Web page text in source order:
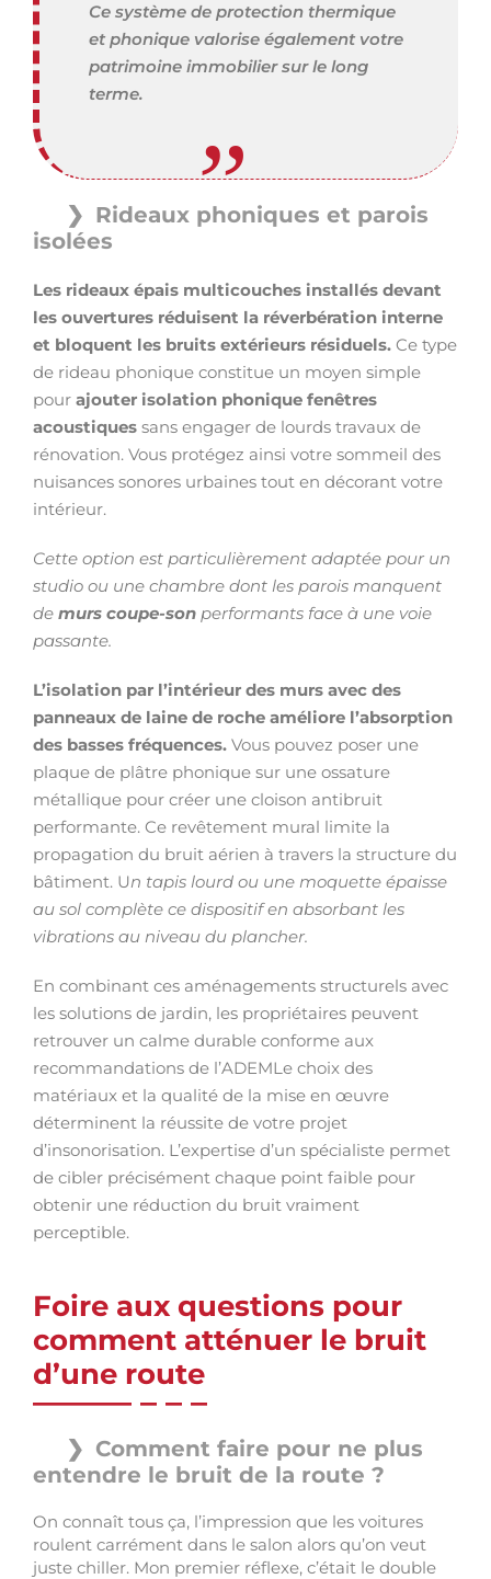
Ce système de protection thermique
et phonique valorise également votre
patrimoine immobilier sur le long
terme.
Rideaux phoniques et parois
isolées
Les rideaux épais multicouches installés devant
les ouvertures réduisent la réverbération interne
et bloquent les bruits extérieurs résiduels. Ce type
de rideau phonique constitue un moyen simple
pour ajouter isolation phonique fenêtres
acoustiques sans engager de lourds travaux de
rénovation. Vous protégez ainsi votre sommeil des
nuisances sonores urbaines tout en décorant votre
intérieur.
Cette option est particulièrement adaptée pour un
studio ou une chambre dont les parois manquent
de murs coupe-son performants face à une voie
passante.
L’isolation par l’intérieur des murs avec des
panneaux de laine de roche améliore l’absorption
des basses fréquences. Vous pouvez poser une
plaque de plâtre phonique sur une ossature
métallique pour créer une cloison antibruit
performante. Ce revêtement mural limite la
propagation du bruit aérien à travers la structure du
bâtiment. Un tapis lourd ou une moquette épaisse
au sol complète ce dispositif en absorbant les
vibrations au niveau du plancher.
En combinant ces aménagements structurels avec
les solutions de jardin, les propriétaires peuvent
retrouver un calme durable conforme aux
recommandations de l’ADEMLe choix des
matériaux et la qualité de la mise en œuvre
déterminent la réussite de votre projet
d’insonorisation. L’expertise d’un spécialiste permet
de cibler précisément chaque point faible pour
obtenir une réduction du bruit vraiment
perceptible.
Foire aux questions pour
comment atténuer le bruit
d’une route
Comment faire pour ne plus
entendre le bruit de la route ?
On connaît tous ça, l’impression que les voitures
roulent carrément dans le salon alors qu’on veut
juste chiller. Mon premier réflexe, c’était le double